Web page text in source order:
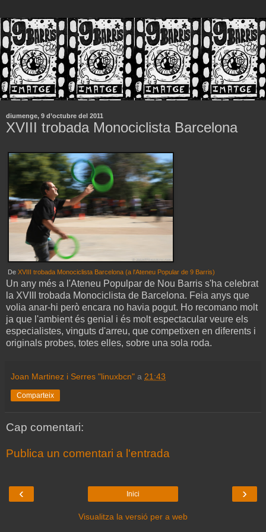
diumenge, 9 d’octubre del 2011
XVIII trobada Monociclista Barcelona
De XVIII trobada Monociclista Barcelona (a l'Ateneu Popular de 9 Barris)
Un any més a l'Ateneu Populpar de Nou Barris s'ha celebrat
la XVIII trobada Monociclista de Barcelona. Feia anys que
volia anar-hi però encara no havia pogut. Ho recomano molt
ja que l'ambient és genial i és molt espectacular veure els
especialistes, vinguts d'arreu, que competixen en diferents i
originals probes, totes elles, sobre una sola roda.
Joan Martinez i Serres "linuxbcn" a 21:43
Comparteix
Cap comentari:
Publica un comentari a l'entrada
‹ ›
Inici
Visualitza la versió per a web